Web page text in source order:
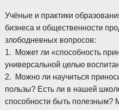
Учёные и практики
бизнеса и общественности
злободневных вопросов:
1. Может ли «способность
универсальной целью
2. Можно ли научиться
пользы? Есть ли в нашей
способности быть полезным?